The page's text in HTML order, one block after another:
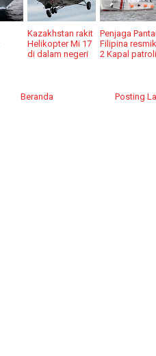
Kazakhstan rakit
Helikopter Mi 17
di dalam negeri
Penjaga
Filipina
2 Kapal patroli
Posting
Beranda